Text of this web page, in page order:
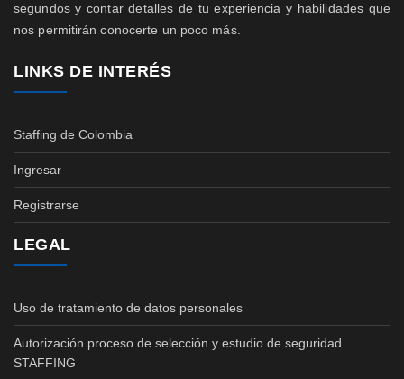
segundos y contar detalles de tu experiencia y habilidades que
nos permitirán conocerte un poco más.
LINKS DE INTERÉS
Staffing de Colombia
Ingresar
Registrarse
LEGAL
Uso de tratamiento de datos personales
Autorización proceso de selección y estudio de seguridad
STAFFING